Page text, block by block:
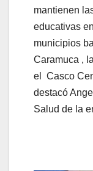
mantienen
educativas
municipios
Caramuca ,
el Casco
destacó
Salud de la